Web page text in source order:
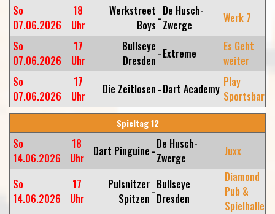
So
07.06.2026
18
Uhr
Werkstreet
Boys -De Husch-
Zwerge
Werk 7
So
07.06.2026
17
Uhr
Bullseye
Dresden -Extreme
Es Geht
weiter
So
07.06.2026
17
Uhr
Die Zeitlosen -Dart Academy Play
Sportsbar
Spieltag 12
So
14.06.2026
18
Uhr
Dart Pinguine -De Husch-
Zwerge
Juxx
So
14.06.2026
17
Uhr
Pulsnitzer
Spitzen -Bullseye
Dresden
Diamond
Pub &
Spielhalle